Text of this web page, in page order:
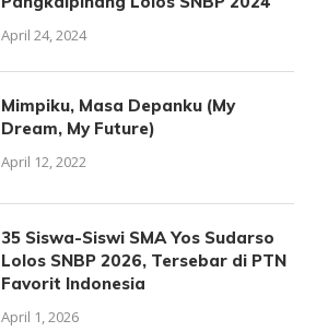
April 24, 2024
Mimpiku, Masa Depanku (My
Dream, My Future)
April 12, 2022
35 Siswa-Siswi SMA Yos Sudarso
Lolos SNBP 2026, Tersebar di PTN
Favorit Indonesia
April 1, 2026